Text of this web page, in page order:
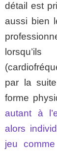
détail est
aussi bien
par la
forme
autant à
alors
jeu